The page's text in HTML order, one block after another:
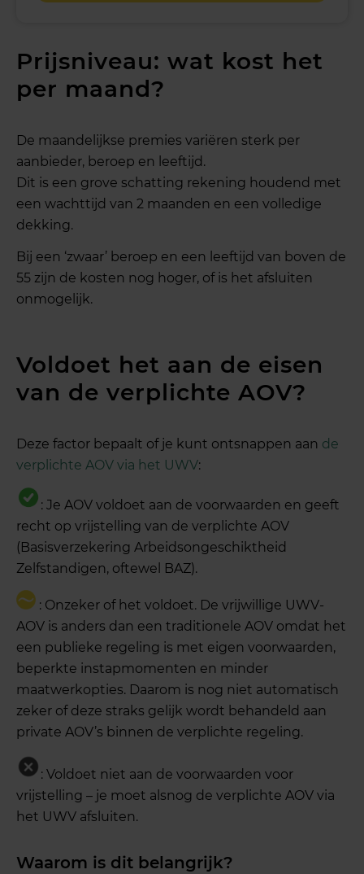
Prijsniveau: wat kost het
per maand?
De maandelijkse premies variëren sterk per
aanbieder, beroep en leeftijd.
Dit is een grove schatting rekening houdend met
een wachttijd van 2 maanden en een volledige
dekking.
Bij een ‘zwaar’ beroep en een leeftijd van boven de
55 zijn de kosten nog hoger, of is het afsluiten
onmogelijk.
Voldoet het aan de eisen
van de verplichte AOV?
Deze factor bepaalt of je kunt ontsnappen aan de
verplichte AOV via het UWV:
: Je AOV voldoet aan de voorwaarden en geeft
recht op vrijstelling van de verplichte AOV
(Basisverzekering Arbeidsongeschiktheid
Zelfstandigen, oftewel BAZ).
: Onzeker of het voldoet. De vrijwillige UWV-
AOV is anders dan een traditionele AOV omdat het
een publieke regeling is met eigen voorwaarden,
beperkte instapmomenten en minder
maatwerkopties. Daarom is nog niet automatisch
zeker of deze straks gelijk wordt behandeld aan
private AOV’s binnen de verplichte regeling.
: Voldoet niet aan de voorwaarden voor
vrijstelling – je moet alsnog de verplichte AOV via
het UWV afsluiten.
Waarom is dit belangrijk?